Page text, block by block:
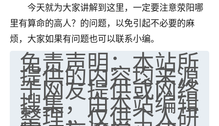
今天就为大家讲解到这里，一定要注意荥阳哪
里有算命的高人？的问题，以免引起不必要的麻
烦，大家如果有问题也可以联系小编。
免责声明：本站所
提供的内容均来源
于网友提供或网络
搜集，由本站编辑
整理，仅供个人研
优秀的张同学
老师收徒吗？？我对这些很感兴趣
2天前 来自山西